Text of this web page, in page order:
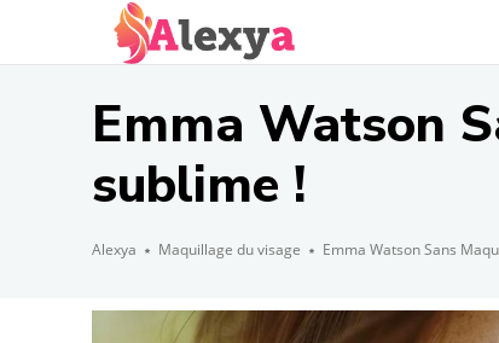
Emma Watson
sublime !
Alexya Maquillage du visage Emma Watson Sans